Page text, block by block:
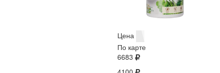
Цена
По карте
6683